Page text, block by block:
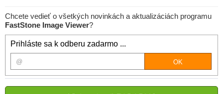
Chcete vedieť o všetkých novinkách a aktualizáciách programu
FastStone Image Viewer?
Prihláste sa k odberu zadarmo ...